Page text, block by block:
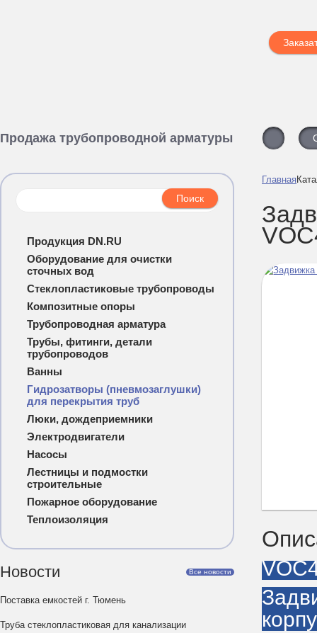
Продажа трубопроводной арматуры
Продукция DN.RU
Оборудование для очистки
сточных вод
Стеклопластиковые трубопроводы
Композитные опоры
Трубопроводная арматура
Трубы, фитинги, детали
трубопроводов
Ванны
Гидрозатворы (пневмозаглушки)
для перекрытия труб
Люки, дождеприемники
Электродвигатели
Насосы
Лестницы и подмостки
строительные
Пожарное оборудование
Теплоизоляция
Новости Все новости
Поставка емкостей г. Тюмень
Труба стеклопластиковая для канализации
Главная